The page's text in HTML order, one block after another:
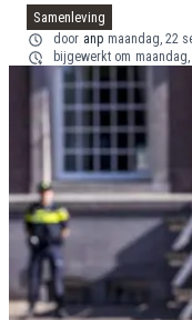
Samenleving
door anp maandag, 22
bijgewerkt om